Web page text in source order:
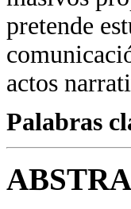
pretende
actos
Palabras